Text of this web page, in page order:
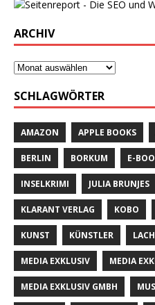
ARCHIV
SCHLAGWÖRTER
AMAZON APPLE BOOKS
BERLIN BORKUM E-
INSELKRIMI JULIA BRUNJES
KLARANT VERLAG KOBO
KUNST KÜNSTLER
MEDIA EXKLUSIV MEDIA
MEDIA EXKLUSIV GMBH